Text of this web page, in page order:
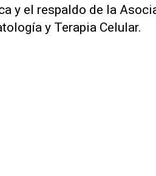
y el respaldo de la
y Terapia Celular.